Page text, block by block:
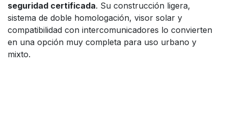
seguridad certificada. Su construcción ligera,
sistema de doble homologación, visor solar y
compatibilidad con intercomunicadores lo convierten
en una opción muy completa para uso urbano y
mixto.